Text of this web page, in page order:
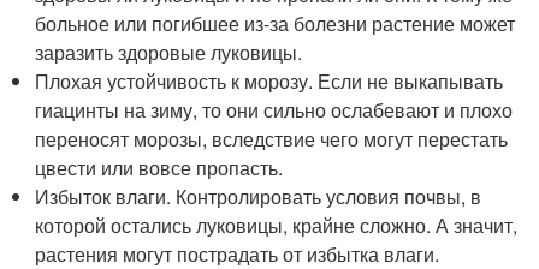
больное или погибшее из-за болезни растение может
заразить здоровые луковицы.
Плохая устойчивость к морозу. Если не выкапывать
гиацинты на зиму, то они сильно ослабевают и плохо
переносят морозы, вследствие чего могут перестать
цвести или вовсе пропасть.
Избыток влаги. Контролировать условия почвы, в
которой остались луковицы, крайне сложно. А значит,
растения могут пострадать от избытка влаги.